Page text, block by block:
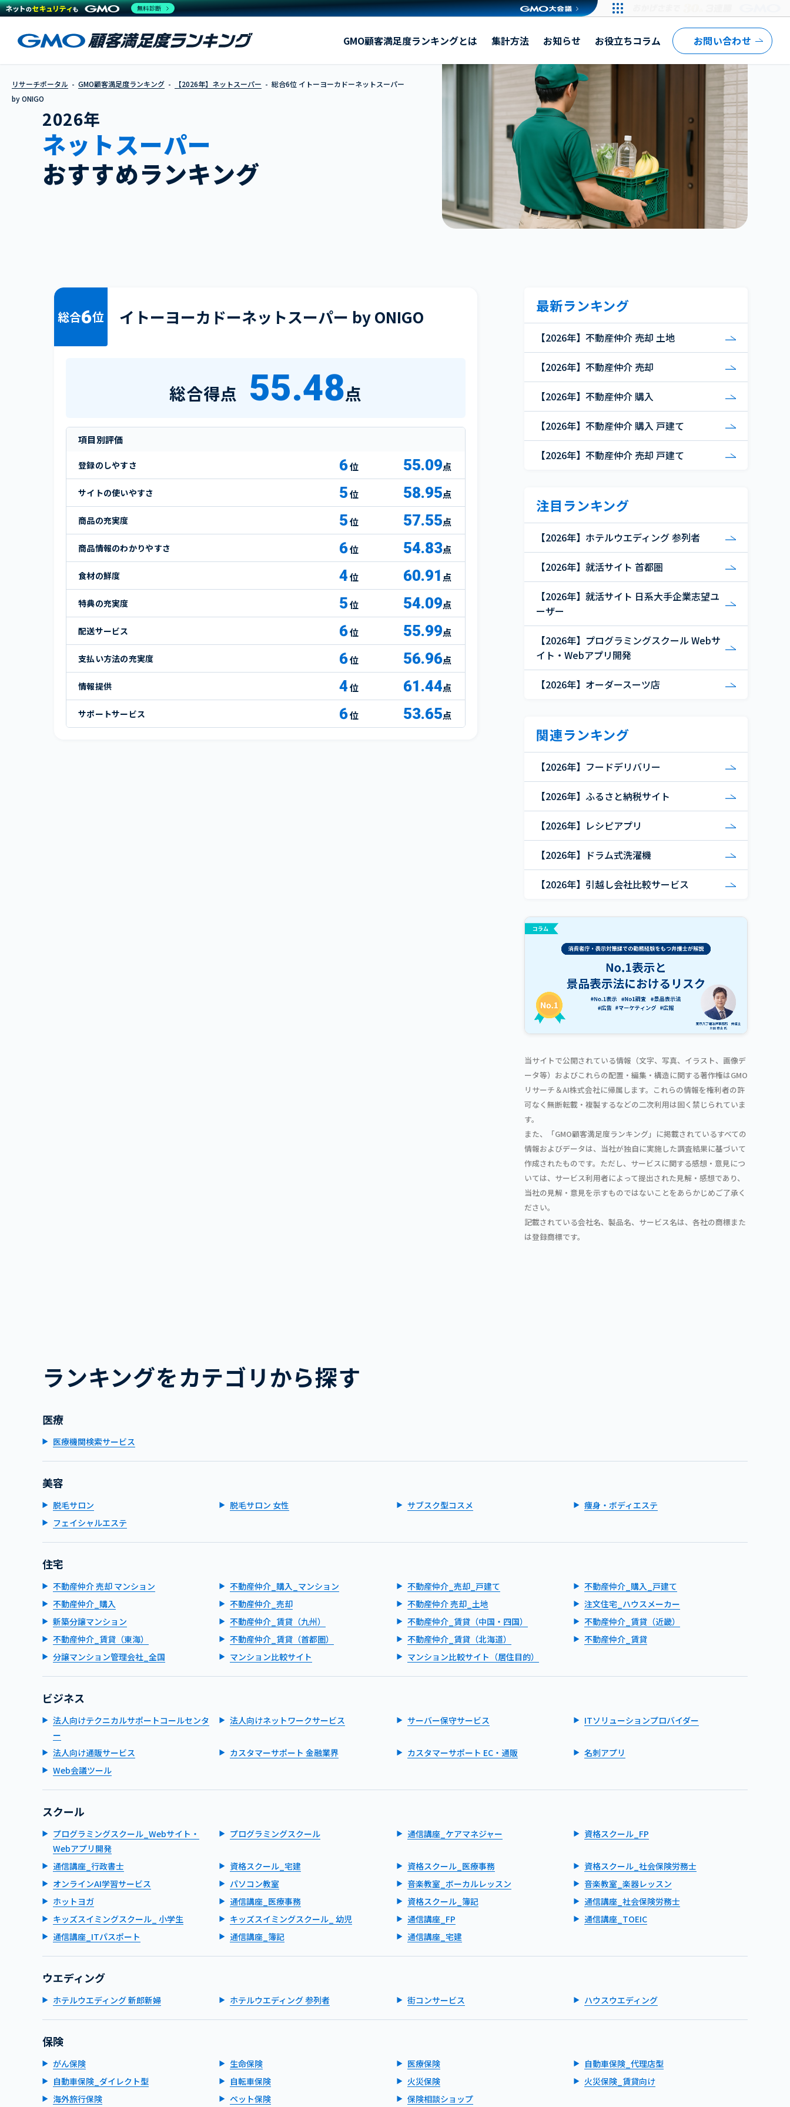
イトーヨーカドーネットスーパー by ONIGO
GMO顧客満足度ランキングとは 集計方法 お知らせ お役立ちコラム お問い合わせ
リサーチポータル GMO顧客満足度ランキング 【2026年】ネットスーパー
総合6位 イトーヨーカドーネットスーパー
by ONIGO
2026年
ネットスーパー
おすすめランキング
総合6位 イトーヨーカドーネットスーパー by ONIGO
総合得点 55.48点
項目別評価
登録のしやすさ 6 55.09点
サイトの使いやすさ 5 58.95点
商品の充実度 5 57.55点
商品情報のわかりやすさ 6 54.83点
食材の鮮度 4 60.91 点
特典の充実度 5 54.09点
配送サービス 6 55.99点
支払い方法の充実度 6 56.96点
情報提供 4 61.44点
サポートサービス 6 53.65点
最新ランキング
【2026年】不動産仲介 売却 土地
【2026年】不動産仲介 売却
【2026年】不動産仲介 購入
【2026年】不動産仲介 購入 戸建て
【2026年】不動産仲介 売却 戸建て
注目ランキング
【2026年】ホテルウエディング 参列者
【2026年】就活サイト 首都圏
【2026年】就活サイト 日系大手企業志望ユ
ーザー
【2026年】プログラミングスクール Webサ
イト・Webアプリ開発
【2026年】オーダースーツ店
関連ランキング
【2026年】フードデリバリー
【2026年】ふるさと納税サイト
【2026年】レシピアプリ
【2026年】ドラム式洗濯機
【2026年】引越し会社比較サービス
当サイトで公開されている情報（文字、写真、イラスト、画像デ
ータ等）およびこれらの配置・編集・構造に関する著作権はGMO
リサーチ＆AI株式会社に帰属します。これらの情報を権利者の許
可なく無断転載・複製するなどの二次利用は固く禁じられていま
す。
また、「GMO顧客満足度ランキング」に掲載されているすべての
情報およびデータは、当社が独自に実施した調査結果に基づいて
作成されたものです。ただし、サービスに関する感想・意見につ
いては、サービス利用者によって提出された見解・感想であり、
当社の見解・意見を示すものではないことをあらかじめご了承く
ださい。
記載されている会社名、製品名、サービス名は、各社の商標また
は登録商標です。
ランキングをカテゴリから探す
医療
医療機関検索サービス
美容
脱毛サロン 脱毛サロン 女性 サブスク型コスメ
痩身・ボディエステ
フェイシャルエステ
住宅
不動産仲介 売却 マンション 不動産仲介_購入_マンション 不動産仲介_売却_戸建て
不動産仲介_購入_戸建て
不動産仲介_購入
不動産仲介_売却 不動産仲介 売却_土地
注文住宅_ハウスメーカー
新築分譲マンション
不動産仲介_賃貸（九州） 不動産仲介_賃貸（中国・四国）
不動産仲介_賃貸（近畿）
不動産仲介_賃貸（東海）
不動産仲介_賃貸（首都圏） 不動産仲介_賃貸（北海道）
不動産仲介_賃貸
分譲マンション管理会社_全国
マンション比較サイト マンション比較サイト（居住目的）
ビジネス
法人向けテクニカルサポートコールセンタ
ー
法人向けネットワークサービス サーバー保守サービス ITソリューションプロバイダー
法人向け通販サービス カスタマーサポート 金融業界 カスタマーサポート EC・通販
名刺アプリ
Web会議ツール
スクール
プログラミングスクール_Webサイト・
Webアプリ開発
プログラミングスクール 通信講座_ケアマネジャー 資格スクール_FP
通信講座_行政書士 資格スクール_宅建 資格スクール_医療事務
資格スクール_社会保険労務士
オンラインAI学習サービス
パソコン教室 音楽教室_ボーカルレッスン
音楽教室_楽器レッスン
ホットヨガ
通信講座_医療事務 資格スクール_簿記
通信講座_社会保険労務士
キッズスイミングスクール_ 小学生
キッズスイミングスクール_ 幼児 通信講座_FP
通信講座_TOEIC
通信講座_ITパスポート
通信講座_簿記 通信講座_宅建
ウエディング
ホテルウエディング 新郎新婦 ホテルウエディング 参列者 街コンサービス ハウスウエディング
保険
がん保険 生命保険 医療保険
自動車保険_代理店型
自動車保険_ダイレクト型
自転車保険 火災保険
火災保険_賃貸向け
海外旅行保険
ペット保険 保険相談ショップ
無料診断